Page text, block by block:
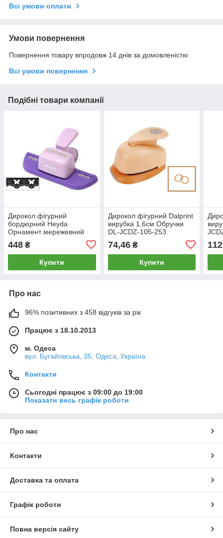
Всі умови оплати
Умови повернення
Повернення товару впродовж 14 днів за домовленістю
Всі умови повернення
Подібні товари компанії
Дирокол фігурний
бордюрний Heyda
Орнамент мережевний
448 ₴
Купити
Дирокол фігурний Dalprint
вирубка 1,6см Обручки
DL-JCDZ-105-253
74,46₴
Купити
Про нас
96% позитивних з 458 відгуків за рік
Працює з 18.10.2013
м. Одеса
вул. Бугайовська, 35, Одеса, Україна
Контакти
Сьогодні працює з 09:00 до 19:00
Показати весь графік роботи
Про нас
Контакти
Доставка та оплата
Графік роботи
Повна версія сайту